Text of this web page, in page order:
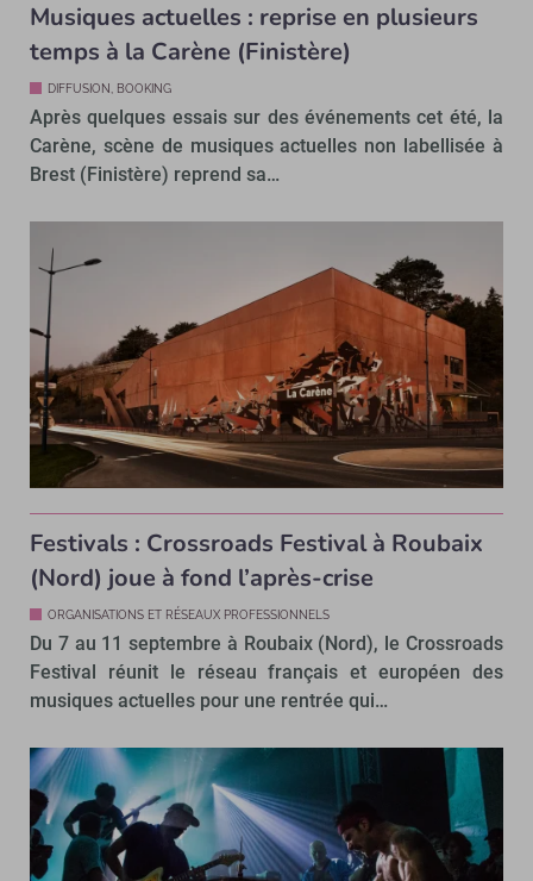
Musiques actuelles : reprise en plusieurs
temps à la Carène (Finistère)
DIFFUSION, BOOKING
Après quelques essais sur des événements cet été, la
Carène, scène de musiques actuelles non labellisée à
Brest (Finistère) reprend sa…
Festivals : Crossroads Festival à Roubaix
(Nord) joue à fond l’après-crise
ORGANISATIONS ET RÉSEAUX PROFESSIONNELS
Du 7 au 11 septembre à Roubaix (Nord), le Crossroads
Festival réunit le réseau français et européen des
musiques actuelles pour une rentrée qui…